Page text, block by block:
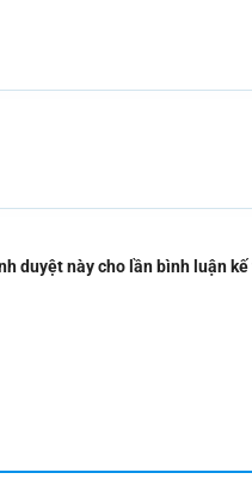
duyệt này cho lần bình luận